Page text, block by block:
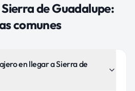
Sierra de Guadalupe:
comunes
en llegar a Sierra de